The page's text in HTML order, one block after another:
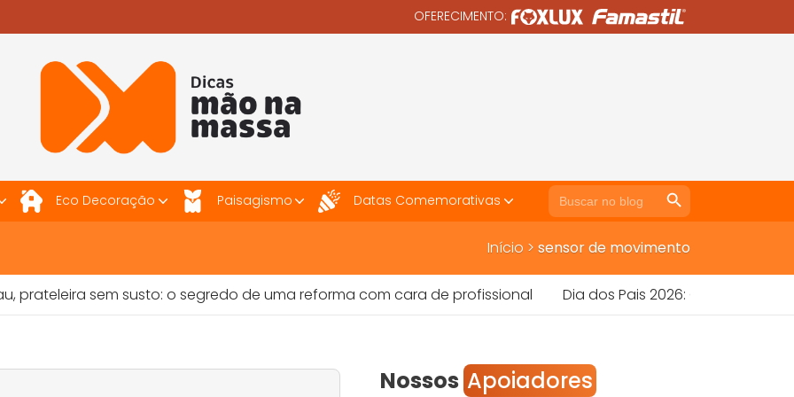
OFERECIMENTO:
Eco Decoração Paisagismo Datas Comemorativas Search
for:
Search Button
Início > sensor de movimento
sem susto: o segredo de uma reforma com cara de profissional Dia dos Pais 2026: Como Vender Mais
Nossos Apoiadores